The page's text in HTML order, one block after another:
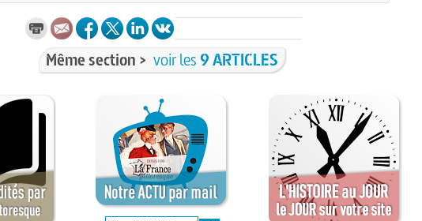
Même section > voir les9 ARTICLES